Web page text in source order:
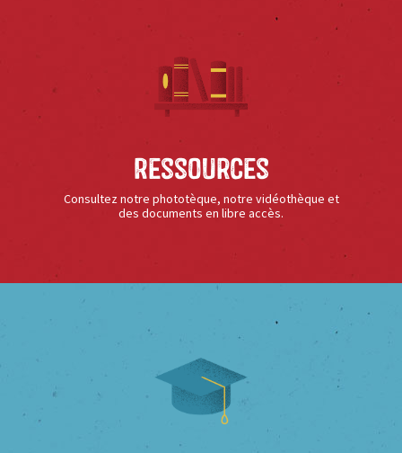
Ressources
Consultez notre phototèque, notre vidéothèque et
des documents en libre accès.